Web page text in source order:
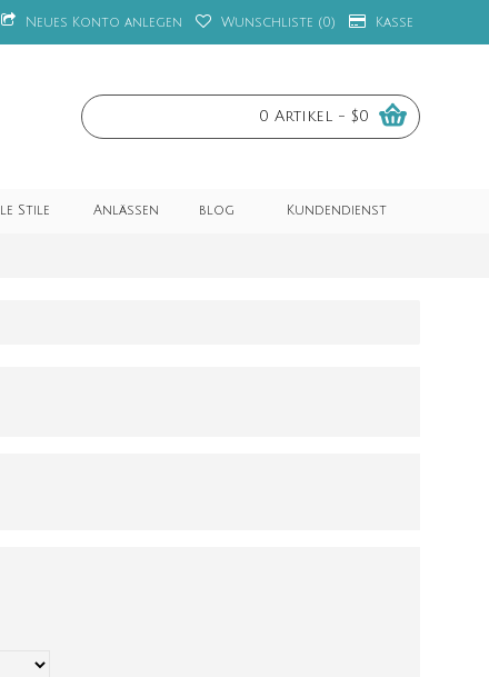
Neues Konto anlegen Wunschliste (0) Kasse
0 Artikel - $0
Stile Anlässen blog Kundendienst